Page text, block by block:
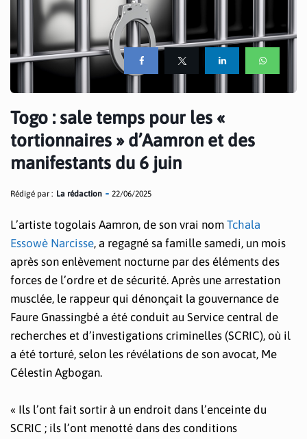
Togo : sale temps pour les «
tortionnaires » d’Aamron et des
manifestants du 6 juin
Rédigé par : La rédaction 22/06/2025
L’artiste togolais Aamron, de son vrai nom Tchala
Essowè Narcisse, a regagné sa famille samedi, un mois
après son enlèvement nocturne par des éléments des
forces de l’ordre et de sécurité. Après une arrestation
musclée, le rappeur qui dénonçait la gouvernance de
Faure Gnassingbé a été conduit au Service central de
recherches et d’investigations criminelles (SCRIC), où il
a été torturé, selon les révélations de son avocat, Me
Célestin Agbogan.
« Ils l’ont fait sortir à un endroit dans l’enceinte du
SCRIC ; ils l’ont menotté dans des conditions